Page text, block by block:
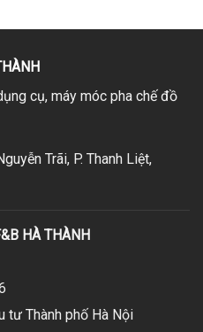
cụ, máy móc pha chế đồ
Trãi, P. Thanh Liệt,
HÀ THÀNH
tư Thành phố Hà Nội